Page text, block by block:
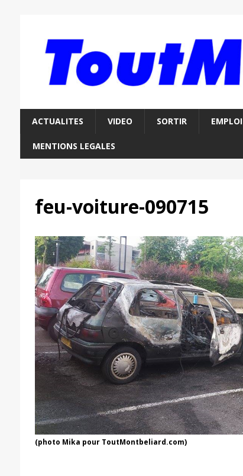
ACTUALITES VIDEO SORTIR EMPLOI
MENTIONS LEGALES
feu-voiture-090715
(photo Mika pour ToutMontbeliard.com)